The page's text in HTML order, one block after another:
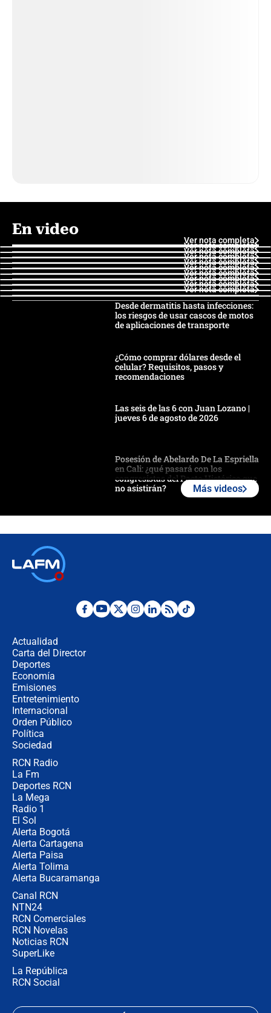
En video
Ver nota completa
Ver nota completa
Ver nota completa
Ver nota completa
Ver nota completa
Ver nota completa
Ver nota completa
Ver nota completa
Ver nota completa
Ver nota completa
Desde dermatitis hasta infecciones:
los riesgos de usar cascos de motos
de aplicaciones de transporte
¿Cómo comprar dólares desde el
celular? Requisitos, pasos y
recomendaciones
Las seis de las 6 con Juan Lozano |
jueves 6 de agosto de 2026
Posesión de Abelardo De La Espriella
en Cali: ¿qué pasará con los
congresistas del Pacto Histórico que
no asistirán?
¿Por qué De la Espriella gobernará
Más videos
Actualidad
Carta del Director
Deportes
Economía
Emisiones
Entretenimiento
Internacional
Orden Público
Política
Sociedad
RCN Radio
La Fm
Deportes RCN
La Mega
Radio 1
El Sol
Alerta Bogotá
Alerta Cartagena
Alerta Paisa
Alerta Tolima
Alerta Bucaramanga
Canal RCN
NTN24
RCN Comerciales
RCN Novelas
Noticias RCN
SuperLike
La República
RCN Social